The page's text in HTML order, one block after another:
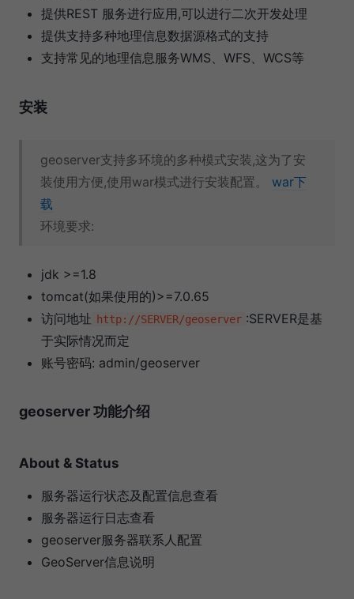
提供REST 服务进行应用,可以进行二次开发处理
提供支持多种地理信息数据源格式的支持
支持常见的地理信息服务WMS、WFS、WCS等
安装
geoserver支持多环境的多种模式安装,这为了安
装使用方便,使用war模式进行安装配置。 war下
载
环境要求:
jdk >=1.8
tomcat(如果使用的)>=7.0.65
访问地址 http://SERVER/geoserver :SERVER是基
于实际情况而定
账号密码: admin/geoserver
geoserver 功能介绍
About & Status
服务器运行状态及配置信息查看
服务器运行日志查看
geoserver服务器联系人配置
GeoServer信息说明